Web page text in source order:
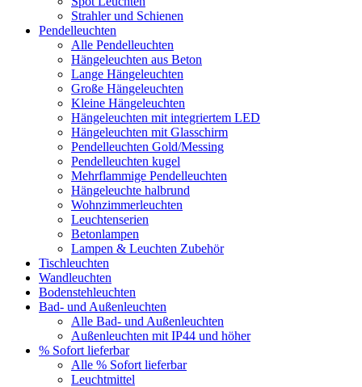
Strahler und Schienen
Pendelleuchten
Alle Pendelleuchten
Hängeleuchten aus Beton
Lange Hängeleuchten
Große Hängeleuchten
Kleine Hängeleuchten
Hängeleuchten mit integriertem LED
Hängeleuchten mit Glasschirm
Pendelleuchten Gold/Messing
Pendelleuchten kugel
Mehrflammige Pendelleuchten
Hängeleuchte halbrund
Wohnzimmerleuchten
Leuchtenserien
Betonlampen
Lampen & Leuchten Zubehör
Tischleuchten
Wandleuchten
Bodenstehleuchten
Bad- und Außenleuchten
Alle Bad- und Außenleuchten
Außenleuchten mit IP44 und höher
% Sofort lieferbar
Alle % Sofort lieferbar
Leuchtmittel